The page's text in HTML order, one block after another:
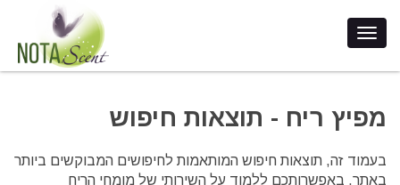
מפיץ ריח - תוצאות חיפוש
בעמוד זה, תוצאות חיפוש המותאמות לחיפושים המבוקשים ביותר
באתר. באפשרותכם ללמוד על השירותי של מומחי הריח